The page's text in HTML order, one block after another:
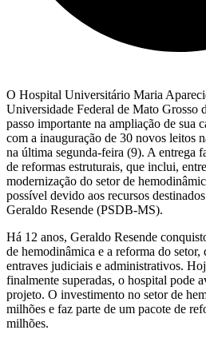
O Hospital Universitário Maria
Universidade Federal de Mato Grosso
passo importante na ampliação de sua
com a inauguração de 30 novos leitos
na última segunda-feira (9). A entrega
de reformas estruturais, que inclui,
modernização do setor de
possível devido aos recursos
Geraldo Resende (PSDB-MS).
Há 12 anos, Geraldo Resende
de hemodinâmica e a reforma do setor,
entraves judiciais e administrativos.
finalmente superadas, o hospital pode
projeto. O investimento no setor de
milhões e faz parte de um pacote de
milhões.